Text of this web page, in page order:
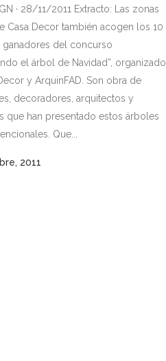
· 28/11/2011 Extracto: Las zonas
Casa Decor también acogen los 10
del concurso
el árbol de Navidad”, organizado
y ArquinFAD. Son obra de
decoradores, arquitectos y
que han presentado estos árboles
Que...
2011